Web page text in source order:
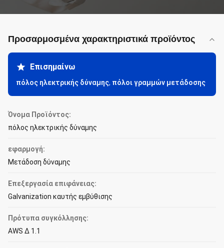
Προσαρμοσμένα χαρακτηριστικά προϊόντος
Επισημαίνω
πόλος ηλεκτρικής δύναμης, πόλοι γραμμών μετάδοσης
Όνομα Προϊόντος:
πόλος ηλεκτρικής δύναμης
εφαρμογή:
Μετάδοση δύναμης
Επεξεργασία επιφάνειας:
Galvanization καυτής εμβύθισης
Πρότυπα συγκόλλησης:
AWS Δ 1.1